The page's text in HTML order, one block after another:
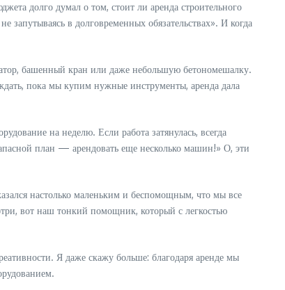
долго думал о том, стоит ли аренда строительного
запутываясь в долговременных обязательствах». И когда
башенный кран или даже небольшую бетономешалку.
пока мы купим нужные инструменты, аренда дала
на неделю. Если работа затянулась, всегда
план — арендовать еще несколько машин!» О, эти
настолько маленьким и беспомощным, что мы все
вот наш тонкий помощник, который с легкостью
Я даже скажу больше: благодаря аренде мы